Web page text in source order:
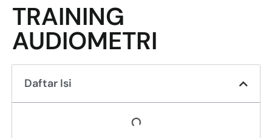
TRAINING
AUDIOMETRI
Daftar Isi